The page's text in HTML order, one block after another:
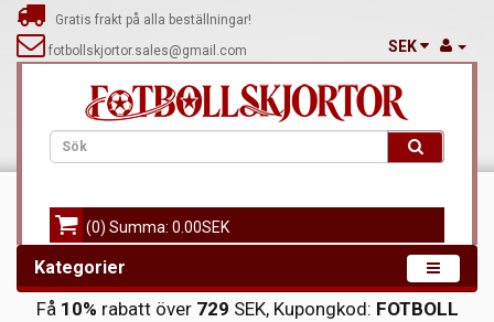
Gratis frakt på alla beställningar!
fotbollskjortor.sales@gmail.com
SEK
(0) Summa: 0.00SEK
Kategorier
Få 10% rabatt över 729 SEK, Kupongkod: FOTBOLL